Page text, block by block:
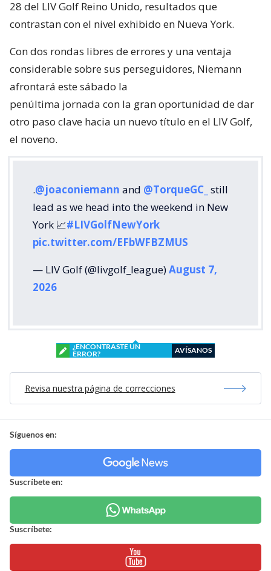
28 del LIV Golf Reino Unido, resultados que
contrastan con el nivel exhibido en Nueva York.
Con dos rondas libres de errores y una ventaja
considerable sobre sus perseguidores, Niemann
afrontará este sábado la
penúltima jornada con la gran oportunidad de dar
otro paso clave hacia un nuevo título en el LIV Golf,
el noveno.
.@joaconiemann and @TorqueGC_ still
lead as we head into the weekend in New
York 📈#LIVGolfNewYork
pic.twitter.com/EFbWFBZMUS
— LIV Golf (@livgolf_league)August 7,
2026
¿ENCONTRASTE UN
ERROR?
AVÍSANOS
Revisa nuestra página de correcciones
Síguenos en:
Suscríbete en:
Suscríbete: